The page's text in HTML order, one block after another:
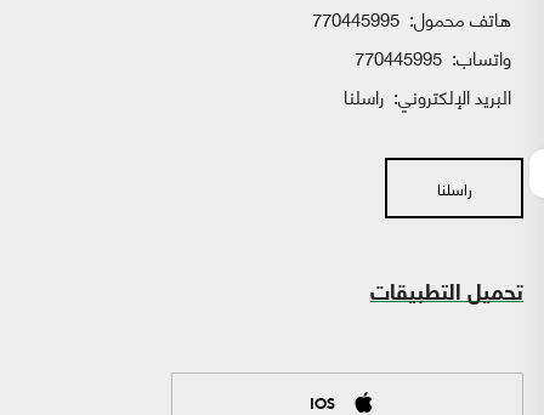
هاتف محمول: 770445995
واتساب:
البريد الإلكتروني: راسلنا
راسلنا
تحميل التطبيقات
IOS